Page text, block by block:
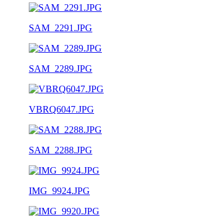
SAM_2291.JPG
SAM_2289.JPG
VBRQ6047.JPG
SAM_2288.JPG
IMG_9924.JPG